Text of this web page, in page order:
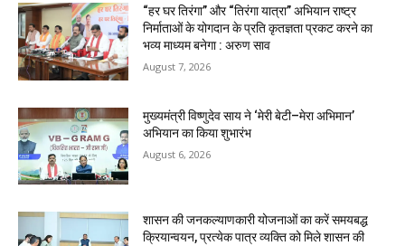
“हर घर तिरंगा” और “तिरंगा यात्रा” अभियान राष्ट्र
निर्माताओं के योगदान के प्रति कृतज्ञता प्रकट करने का
भव्य माध्यम बनेगा : अरुण साव
August 7, 2026
मुख्यमंत्री विष्णुदेव साय ने ‘मेरी बेटी–मेरा अभिमान’
अभियान का किया शुभारंभ
August 6, 2026
शासन की जनकल्याणकारी योजनाओं का करें समयबद्ध
क्रियान्वयन, प्रत्येक पात्र व्यक्ति को मिले शासन की